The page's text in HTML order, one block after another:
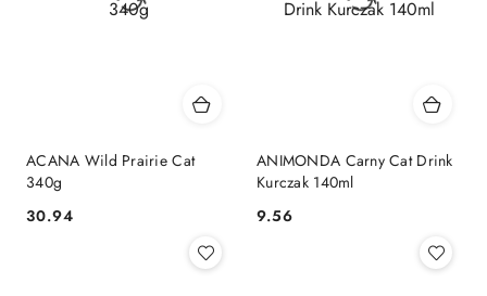
ACANA Wild Prairie Cat
340g
Cena:
30.94
ANIMONDA Carny Cat Drink
Kurczak 140ml
Cena:
9.56